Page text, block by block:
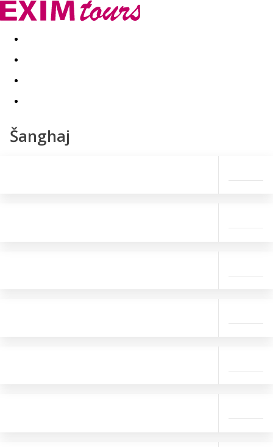
Akční nabídky Last minute
Šanghaj